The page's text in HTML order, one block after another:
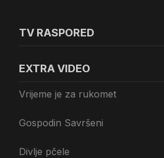
TV RASPORED
EXTRA VIDEO
Vrijeme je za rukomet
Gospodin Savršeni
Divlje pčele